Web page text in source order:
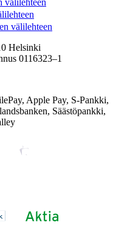
välilehteen
välilehteen
Helsinki
0116323–1
Apple Pay, S-Pankki,
Säästöpankki,